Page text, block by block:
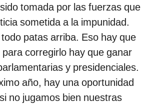
tomada por las fuerzas que
sometida a la impunidad.
patas arriba. Eso hay que
corregirlo hay que ganar
y presidenciales.
año, hay una oportunidad
no jugamos bien nuestras